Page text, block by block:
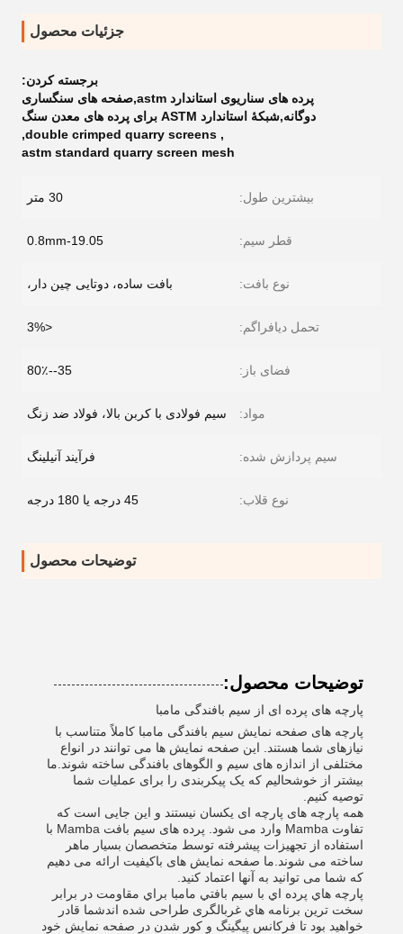
جزئیات محصول
برجسته کردن:
پرده های سناریوی استاندارد astm,صفحه های سنگساری
دوگانه,شبکۀ استاندارد ASTM برای پرده های معدن سنگ
,
double crimped quarry screens
,
astm standard quarry screen mesh
بیشترین طول: 30 متر
قطر سیم: 0.8mm-19.05
نوع بافت: بافت ساده، دوتایی چین دار،
تحمل دیافراگم: <3%
فضای باز: 35--80٪
مواد: سیم فولادی با کربن بالا، فولاد ضد زنگ
سیم پردازش شده: فرآیند آنیلینگ
نوع قلاب: 45 درجه یا 180 درجه
توضیحات محصول
توضیحات محصول:
پارچه های پرده ای از سیم بافندگی مامبا
پارچه های صفحه نمایش سیم بافندگی مامبا کاملاً متناسب با
نیازهای شما هستند. این صفحه نمایش ها می توانند در انواع
مختلفی از اندازه های سیم و الگوهای بافندگی ساخته شوند.ما
بیشتر از خوشحالیم که یک پیکربندی را برای عملیات شما
توصیه کنیم.
همه پارچه های پارچه ای یکسان نیستند و این جایی است که
تفاوت Mamba وارد می شود. پرده های سیم بافت Mamba با
استفاده از تجهیزات پیشرفته توسط متخصصان بسیار ماهر
ساخته می شوند.ما صفحه نمایش های باکیفیت ارائه می دهیم
که شما می توانید به آنها اعتماد کنید.
پارچه هاي پرده اي با سيم بافتي مامبا براي مقاومت در برابر
سخت ترين برنامه هاي غربالگری طراحی شده اندشما قادر
خواهید بود تا فرکانس پیگینگ و کور شدن در صفحه نمایش خود